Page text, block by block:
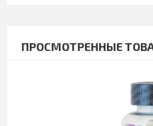
ПРОСМОТРЕННЫЕ